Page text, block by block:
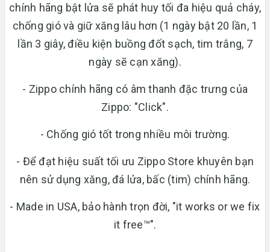
chính hãng bật lửa sẽ phát huy tối đa hiệu quả cháy,
chống gió và giữ xăng lâu hơn (1 ngày bật 20 lần, 1
lần 3 giây, điều kiện buồng đốt sạch, tim trắng, 7
ngày sẽ cạn xăng).
- Zippo chính hãng có âm thanh đặc trưng của
Zippo: "Click".
- Chống gió tốt trong nhiều môi trường.
- Để đạt hiệu suất tối ưu Zippo Store khuyên bạn
nên sử dụng xăng, đá lửa, bấc (tim) chính hãng.
- Made in USA, bảo hành trọn đời, "it works or we fix
it free™".